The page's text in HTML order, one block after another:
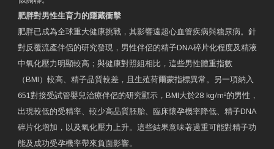
肥胖對男性生育力的隱藏衝擊
肥胖已成為全球重大健康挑戰，其影響遠超心血管疾病與糖尿病。針
對反覆流產伴侶的研究發現，男性伴侶的精子DNA碎片化程度及精液
中氧化壓力明顯較高；與健康對照組相比，這些男性體重指數
（BMI）較高、精子品質較差，且生殖荷爾蒙指標異常。另一項納入
651對接受試管嬰兒治療伴侶的研究顯示，BMI大於28 kg/m²的男性，
出現較低的受精率、較少高品質胚胎、臨床懷孕機率降低、精子DNA
碎片化增加，以及氧化壓力上升。這些結果意味著過重可能對精子功
能及成功受孕機率帶來負面影響。